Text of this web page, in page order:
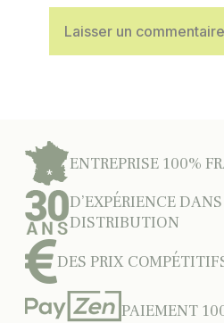
Laisser un commentaire
ENTREPRISE 100%
D’EXPÉRIENCE DANS
DISTRIBUTION
DES PRIX
PAIEMENT